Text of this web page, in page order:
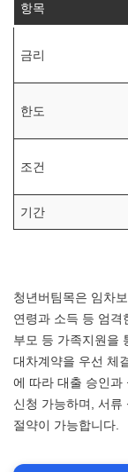
항목
금리
한도
조건
기간
청년버팀목은 임차
연령과 소득 등 엄격
부모 등 가족지원을
대차계약을 우선 체
에 따라 대출 승인과
신청 가능하며, 서류
절약이 가능합니다.